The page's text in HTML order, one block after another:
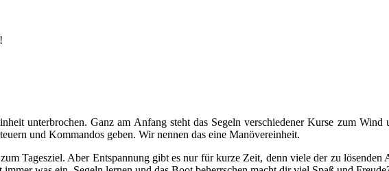
unterbrochen. Ganz am Anfang steht das Segeln verschiedener Kurse zum
und Kommandos geben. Wir nennen das eine Manövereinheit.
Tagesziel. Aber Entspannung gibt es nur für kurze Zeit, denn viele der zu